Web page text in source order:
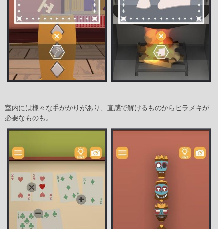
室内には様々な手がかりがあり、直感で解けるものからヒラメキが
必要なものも。